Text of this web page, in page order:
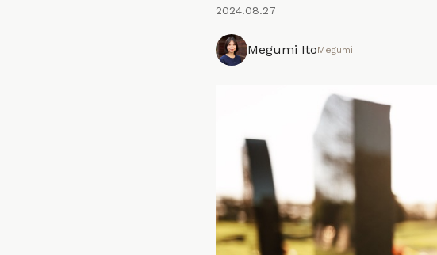
2024.08.27
Megumi ItoMegumi